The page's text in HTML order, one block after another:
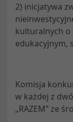
2) inicjatywa
kulturalnych
edukacyjnym,
Komisja
w każdej z
„RAZEM” ze